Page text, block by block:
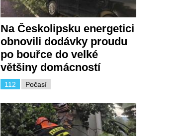
Na Českolipsku energetici
obnovili dodávky proudu
po bouřce do velké
většiny domácností
112 Počasí